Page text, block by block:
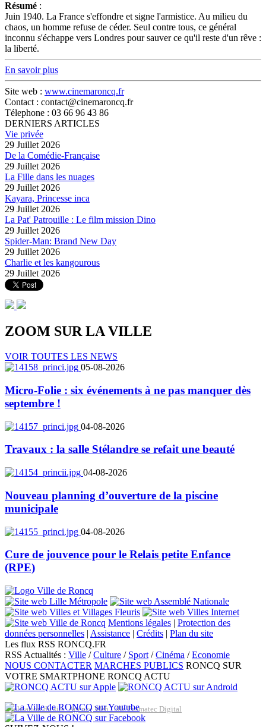
Résumé :
Juin 1940. La France s'effondre et signe l'armistice. Au milieu du
chaos, un homme refuse de céder. Seul contre tous, ce général
inconnu s'échappe vers Londres pour sauver ce qu'il reste d'un rêve :
la liberté.
En savoir plus
Site web : www.cinemaroncq.fr
Contact : contact@cinemaroncq.fr
Télephone : 03 66 96 43 86
DERNIERS ARTICLES
Vie privée
29 Juillet 2026
De la Comédie-Française
29 Juillet 2026
La Fille dans les nuages
29 Juillet 2026
Kayara, Princesse inca
29 Juillet 2026
La Pat' Patrouille : Le film mission Dino
29 Juillet 2026
Spider-Man: Brand New Day
29 Juillet 2026
Charlie et les kangourous
29 Juillet 2026
ZOOM SUR LAVILLE
VOIR TOUTES LES NEWS
05-08-2026
Micro-Folie : six événements à ne pas manquer dès
septembre !
04-08-2026
Travaux : la salle Stélandre se refait une beauté
04-08-2026
Nouveau planning d’ouverture de la piscine
municipale
04-08-2026
Cure de jouvence pour le Relais petite Enfance
(RPE)
Mentions légales | Protection des
données personnelles | Assistance | Crédits | Plan du site
Les flux RSS RONCQ.FR
RSS Actualités : Ville /Culture / Sport /Cinéma /Economie
NOUS CONTACTER MARCHES PUBLICS RONCQ SUR
VOTRE SMARTPHONE RONCQ ACTU
Réalisation du site: Agence Web Lille Promatec Digital